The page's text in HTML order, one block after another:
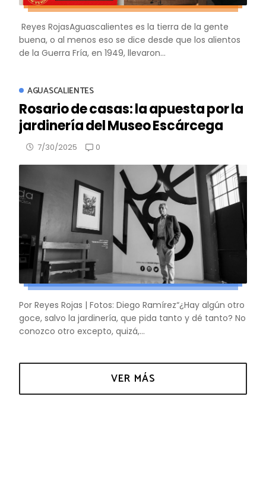
Reyes RojasAguascalientes es la tierra de la gente
buena, o al menos eso se dice desde que los alientos
de la Guerra Fría, en 1949, llevaron...
AGUASCALIENTES
Rosario de casas: la apuesta por la
jardinería del Museo Escárcega
7/30/2025 0
Por Reyes Rojas | Fotos: Diego Ramírez“¿Hay algún otro
goce, salvo la jardinería, que pida tanto y dé tanto? No
conozco otro excepto, quizá,...